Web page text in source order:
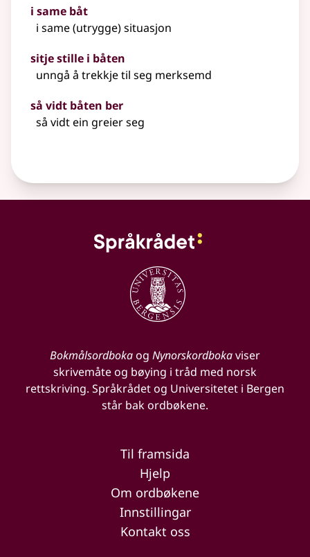
i same båt
i same (utrygge) situasjon
sitje stille i båten
unngå å trekkje til seg merksemd
så vidt båten ber
så vidt ein greier seg
Bokmålsordbokaog Nynorskordbokaviser
skrivemåte og bøying i tråd med norsk
rettskriving. Språkrådet og Universitetet i Bergen
står bak ordbøkene.
Til framsida
Hjelp
Om ordbøkene
Innstillingar
Kontakt oss